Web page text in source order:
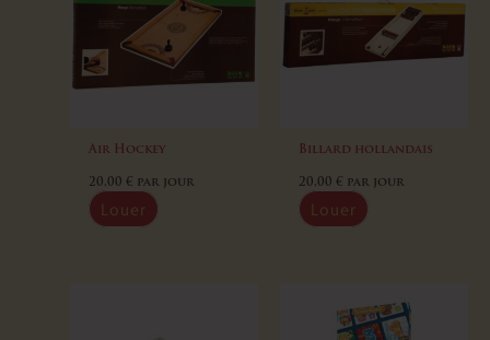
Air Hockey
20,00 € par jour
Louer
Billard hollandais
20,00 € par jour
Louer